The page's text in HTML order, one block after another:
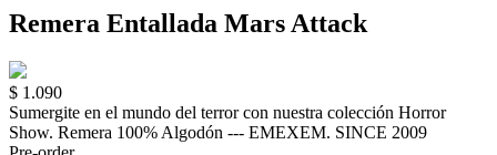
Remera Entallada Mars Attack
$ 1.090
Sumergite en el mundo del terror con nuestra colección Horror
Show. Remera 100% Algodón --- EMEXEM. SINCE 2009